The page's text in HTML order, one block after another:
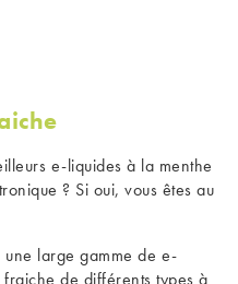
e-liquides à la menthe
? Si oui, vous êtes au
large gamme de e-
de différents types à